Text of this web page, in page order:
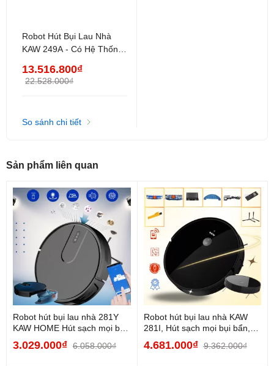
Không để robot tiếp xúc trực tiếp với nước khi vệ
Sạc pin định kỳ, tránh để pin cạn quá lâu.
Robot Hút Bụi Lau Nhà
KAW 249A - Có Hệ Thống
12000Pa, Điều Khiển App
13.516.800₫
22.528.000₫
So sánh chi tiết
Sản phẩm liên quan
Robot hút bụi lau nhà 281Y
KAW HOME Hút sạch mọi bụi
3.029.000₫ 6.058.000₫
Robot hút bụi lau nhà KAW
281I, Hút sạch mọi bụi bẩn,
4.681.000₫ 9.362.000₫